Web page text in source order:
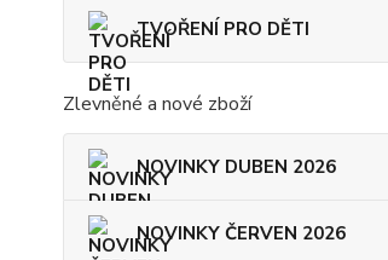
TVOŘENÍ PRO DĚTI
Zlevněné a nové zboží
NOVINKY DUBEN 2026
NOVINKY ČERVEN 2026